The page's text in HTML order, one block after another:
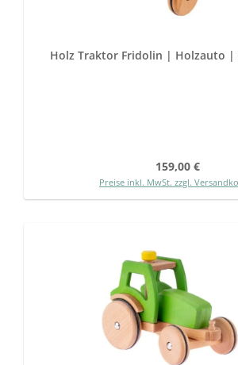
Holz Traktor Fridolin | Holzauto |
Regulärer Preis:
159,00 €
Preise inkl. MwSt. zzgl.